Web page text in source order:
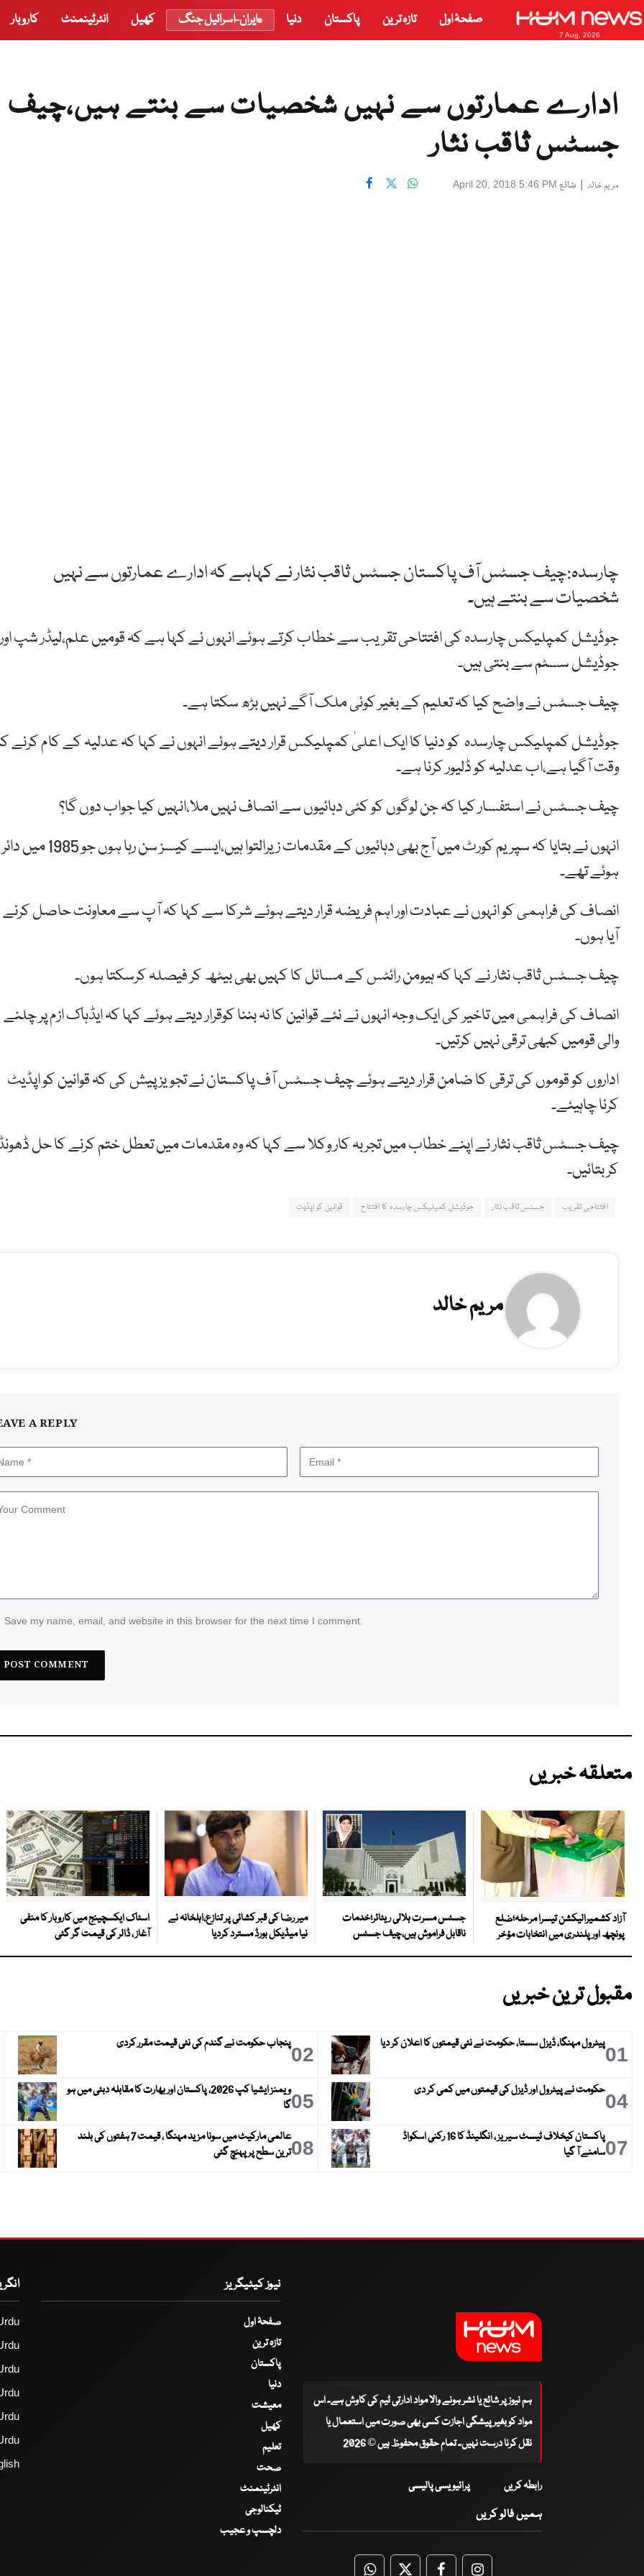
7 Aug, 2026
صفحۂ اول تازہ ترین پاکستان دنیا ایران-اسرائیل جنگ کھیل انٹرٹینمنٹ کاروبار
ادارے عمارتوں سے نہیں شخصیات سے بنتے ہیں،چیف
جسٹس ثاقب نثار
مریم خالد | شائع April 20, 2018 5:46 PM
چارسدہ:چیف جسٹس آف پاکستان جسٹس ثاقب نثار نے کہاہے کہ ادارے عمارتوں سے نہیں
شخصیات سے بنتے ہیں۔
جوڈیشل کمپلیکس چارسدہ کی افتتاحی تقریب سے خطاب کرتے ہوئے انہوں نے کہا ہے کہ قومیں علم،لیڈر شپ اور
جوڈیشل سسٹم سے بنتی ہیں۔
چیف جسٹس نے واضح کیا کہ تعلیم کے بغیر کوئی ملک آگے نہیں بڑھ سکتا ہے۔
جوڈیشل کمپلیکس چارسدہ کو دنیا کا ایک اعلیٰ کمپلیکس قرار دیتے ہوئے انہوں نے کہا کہ عدلیہ کے کام کرنے
وقت آگیا ہے،اب عدلیہ کو ڈلیور کرنا ہے۔
چیف جسٹس نے استفسار کیا کہ جن لوگوں کو کئی دہائیوں سے انصاف نہیں ملا،انہیں کیا جواب دوں گا؟
انہوں نے بتایا کہ سپریم کورٹ میں آج بھی دہائیوں کے مقدمات زیرالتوا ہیں،ایسے کیسز سن رہا ہوں جو 1985 میں دائر
ہوئے تھے۔
انصاف کی فراہمی کو انہوں نے عبادت اور اہم فریضہ قرار دیتے ہوئے شرکا سے کہا کہ آپ سے معاونت حاصل کرنے
آیا ہوں۔
چیف جسٹس ثاقب نثار نے کہا کہ ہیومن رائٹس کے مسائل کا کہیں بھی بیٹھ کر فیصلہ کرسکتا ہوں۔
انصاف کی فراہمی میں تاخیر کی ایک وجہ انہوں نے نئے قوانین کا نہ بننا کوقرار دیتے ہوئے کہا کہ ایڈہاک ازم پر چلنے
والی قومیں کبھی ترقی نہیں کرتیں۔
اداروں کو قوموں کی ترقی کا ضامن قرار دیتے ہوئے چیف جسٹس آف پاکستان نے تجویز پیش کی کہ قوانین کو اپڈیٹ
کرنا چاہیئے۔
چیف جسٹس ثاقب نثار نے اپنے خطاب میں تجربہ کار وکلا سے کہا کہ وہ مقدمات میں تعطل ختم کرنے کا حل
کر بتائیں۔
افتتاحی تقریب جسٹس ثاقب نثار جوڈیشل کمپلیکس چارسدہ کا افتتاح قوانین کو اپڈیٹ
مریم خالد
A REPLY
Save my name, email, and website in this browser for the next time I comment.
متعلقہ خبریں
آزاد کشمیرالیکشن تیسرا مرحلہ؛ضلع
پونچھ اور پلندری میں انتخابات مؤخر
جسٹس مسرت ہلالی ریٹائر؛خدمات
ناقابل فراموش ہیں،چیف جسٹس
میر رضا کی قبر کشائی پر تنازع،اہلخانہ نے
نیا میڈیکل بورڈ مسترد کردیا
اسٹاک ایکسچینج میں کاروبار کا منفی
آغاز ، ڈالر کی قیمت گر گئی
مقبول ترین خبریں
01پیٹرول مہنگا، ڈیزل سستا، حکومت نے نئی قیمتوں کا اعلان کر دیا 02پنجاب حکومت نے گندم کی نئی قیمت مقرر کردی
04حکومت نے پیٹرول اور ڈیزل کی قیمتوں میں کمی کر دی 05
ویمنز ایشیا کپ 2026، پاکستان اور بھارت کا مقابلہ دبئی میں ہو
گا
07
پاکستان کیخلاف ٹیسٹ سیریز ، انگلینڈ کا 16 رکنی اسکواڈ
سامنے آ گیا
08
عالمی مارکیٹ میں سونا مزید مہنگا ، قیمت 7 ہفتوں کی بلند
ترین سطح پر پہنچ گئی
ہم نیوز پر شائع یا نشر ہونے والا مواد ادارتی ٹیم کی کاوش ہے۔ اس
مواد کو بغیر پیشگی اجازت کسی بھی صورت میں استعمال یا
نقل کرنا درست نہیں۔ تمام حقوق محفوظ ہیں © 2026
رابطہ کریں پرائیویسی پالیسی
ہمیں فالو کریں
نیوز کیٹیگریز
صفحۂ اول
تازہ ترین
پاکستان
دنیا
معیشت
کھیل
تعلیم
صحت
انٹرٹینمنٹ
ٹیکنالوجی
دلچسپ و عجیب